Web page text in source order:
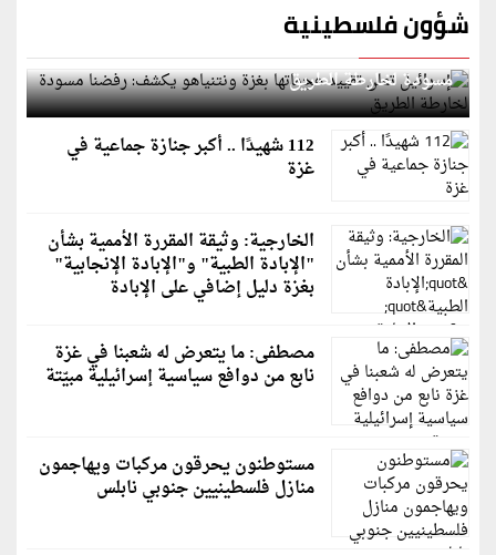
شؤون فلسطينية
إسرائيل تعلن تقييد هجماتها بغزة ونتنياهو يكشف: رفضنا
مسودة لخارطة الطريق
112 شهيدًا .. أكبر جنازة جماعية في
غزة
الخارجية: وثيقة المقررة الأممية بشأن
"الإبادة الطبية" و"الإبادة الإنجابية"
بغزة دليل إضافي على الإبادة
مصطفى: ما يتعرض له شعبنا في غزة
نابع من دوافع سياسية إسرائيلية مبيّتة
مستوطنون يحرقون مركبات ويهاجمون
منازل فلسطينيين جنوبي نابلس